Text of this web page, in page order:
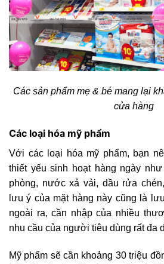
Các sản phẩm mẹ & bé mang lại
cửa hàng
Các loại hóa mỹ phẩm
Với các loại hóa mỹ phẩm, bạn
thiết yếu sinh hoạt hàng ngày
phòng, nước xả vải, dầu rửa
lưu ý của mặt hàng này cũng là
ngoài ra, cần nhập của nhiều
nhu cầu của người tiêu dùng rất đa
Mỹ phẩm sẽ cần khoảng 30 triệu